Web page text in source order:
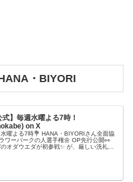
・BIYORI
】毎週水曜よる7時！
on X
曜よる7時💐 HANA・BIYORIさん全面協
ワーパークの人選手権🌼 OP先行公開👀
オダウエダが初参戦✨ が、厳しい洗礼を